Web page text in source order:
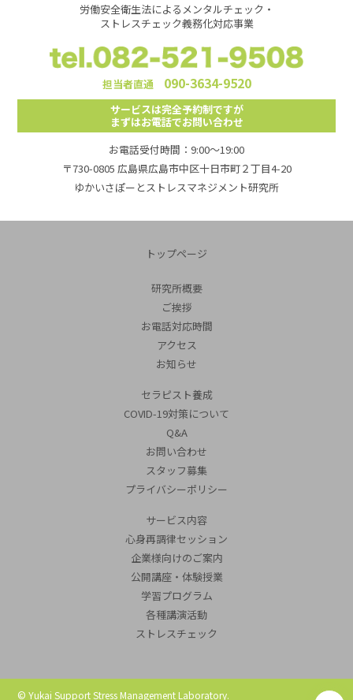
労働安全衛生法によるメンタルチェック・
ストレスチェック義務化対応事業
担当者直通 090-3634-9520
サービスは完全予約制ですが
まずはお電話でお問い合わせ
お電話受付時間：9:00～19:00
〒730-0805 広島県広島市中区十日市町２丁目4-20
ゆかいさぽーとストレスマネジメント研究所
トップページ
研究所概要
ご挨拶
お電話対応時間
アクセス
お知らせ
セラピスト養成
COVID-19対策について
Q&A
お問い合わせ
スタッフ募集
プライバシーポリシー
サービス内容
心身再調律セッション
企業様向けのご案内
公開講座・体験授業
学習プログラム
各種講演活動
ストレスチェック
©︎ Yukai Support Stress Management Laboratory.